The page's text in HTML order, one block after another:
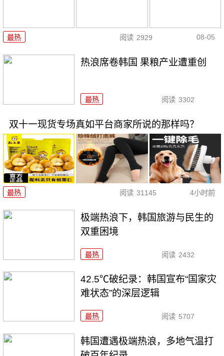
最热 阅读 2929 08-05
热浪席卷韩国 果粮产业遭重创
最热 阅读 3302
双十一现货专场真如平台商家所说的那样吗？
最热 阅读 31145 4小时前
极端热浪下，韩国旅游与民生的
双重困境
最热 阅读 2432
42.5℃破纪录：韩国宣布“国家灾
难状态”的深层逻辑
最热 阅读 5707
韩国遭遇极端热浪，多地气温打